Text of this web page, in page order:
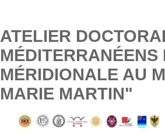
ATELIER
MÉRIDIONALE AU
MARIE MARTIN"